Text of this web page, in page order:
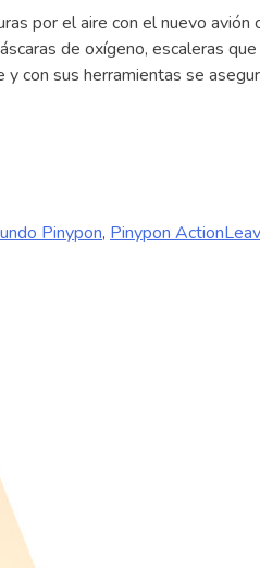
por el aire con el nuevo
de oxígeno, escaleras
con sus herramientas se
Pinypon, Pinypon Action